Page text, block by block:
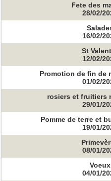
Fete des
28/02/
16/02/
St
12/02/
Promotion de fin de
01/02/
rosiers et fruitiers
29/01/
Pomme de terre et
19/01/
08/01/
Voeux
04/01/